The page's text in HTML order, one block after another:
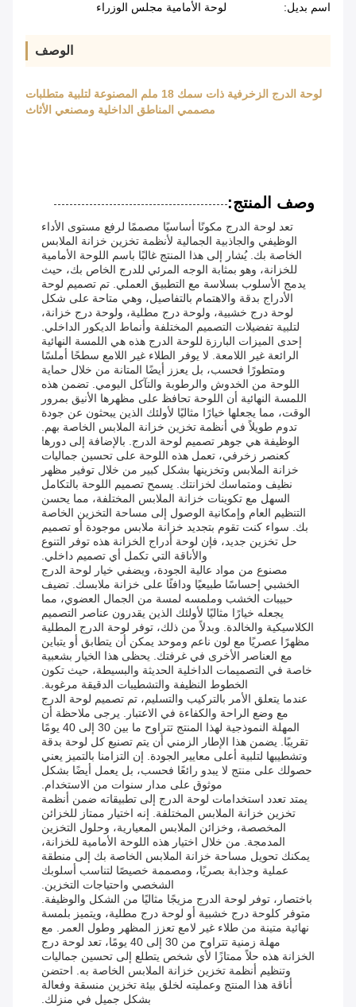
اسم بديل:
لوحة الأمامية مجلس الوزراء
الوصف
لوحة الدرج الزخرفية ذات سمك 18 ملم المصنوعة لتلبية متطلبات
مصممي المناطق الداخلية ومصنعي الأثاث
وصف المنتج:
تعد لوحة الدرج مكونًا أساسيًا مصممًا لرفع مستوى الأداء
الوظيفي والجاذبية الجمالية لأنظمة تخزين خزانة الملابس
الخاصة بك. يُشار إلى هذا المنتج غالبًا باسم اللوحة الأمامية
للخزانة، وهو بمثابة الوجه المرئي للدرج الخاص بك، حيث
يدمج الأسلوب بسلاسة مع التطبيق العملي. تم تصميم لوحة
الأدراج بدقة والاهتمام بالتفاصيل، وهي متاحة على شكل
لوحة درج خشبية، ولوحة درج مطلية، ولوحة درج خزانة،
لتلبية تفضيلات التصميم المختلفة وأنماط الديكور الداخلي.
إحدى الميزات البارزة للوحة الدرج هذه هي اللمسة النهائية
الرائعة غير اللامعة. لا يوفر الطلاء غير اللامع سطحًا أملسًا
ومتطورًا فحسب، بل يعزز أيضًا المتانة من خلال حماية
اللوحة من الخدوش والرطوبة والتآكل اليومي. تضمن هذه
اللمسة النهائية أن اللوحة تحافظ على مظهرها الأنيق بمرور
الوقت، مما يجعلها خيارًا مثاليًا لأولئك الذين يبحثون عن جودة
تدوم طويلاً في أنظمة تخزين خزانة الملابس الخاصة بهم.
الوظيفة هي جوهر تصميم لوحة الدرج. بالإضافة إلى دورها
كعنصر زخرفي، تعمل هذه اللوحة على تحسين جماليات
خزانة الملابس وتخزينها بشكل كبير من خلال توفير مظهر
نظيف ومتماسك لخزانتك. يسمح تصميم اللوحة بالتكامل
السهل مع تكوينات خزانة الملابس المختلفة، مما يحسن
التنظيم العام وإمكانية الوصول إلى مساحة التخزين الخاصة
بك. سواء كنت تقوم بتجديد خزانة ملابس موجودة أو تصميم
حل تخزين جديد، فإن لوحة أدراج الخزانة هذه توفر التنوع
والأناقة التي تكمل أي تصميم داخلي.
مصنوع من مواد عالية الجودة، ويضفي خيار لوحة الدرج
الخشبي إحساسًا طبيعيًا ودافئًا على خزانة ملابسك. تضيف
حبيبات الخشب وملمسه لمسة من الجمال العضوي، مما
يجعله خيارًا مثاليًا لأولئك الذين يقدرون عناصر التصميم
الكلاسيكية والخالدة. وبدلاً من ذلك، توفر لوحة الدرج المطلية
مظهرًا عصريًا مع لون ناعم وموحد يمكن أن يتطابق أو يتباين
مع العناصر الأخرى في غرفتك. يحظى هذا الخيار بشعبية
خاصة في التصميمات الداخلية الحديثة والبسيطة، حيث تكون
الخطوط النظيفة والتشطيبات الدقيقة مرغوبة.
عندما يتعلق الأمر بالتركيب والتسليم، تم تصميم لوحة الدرج
مع وضع الراحة والكفاءة في الاعتبار. يرجى ملاحظة أن
المهلة النموذجية لهذا المنتج تتراوح ما بين 30 إلى 40 يومًا
تقريبًا. يضمن هذا الإطار الزمني أن يتم تصنيع كل لوحة بدقة
وتشطيبها لتلبية أعلى معايير الجودة. إن التزامنا بالتميز يعني
حصولك على منتج لا يبدو رائعًا فحسب، بل يعمل أيضًا بشكل
موثوق على مدار سنوات من الاستخدام.
يمتد تعدد استخدامات لوحة الدرج إلى تطبيقاته ضمن أنظمة
تخزين خزانة الملابس المختلفة. إنه اختيار ممتاز للخزائن
المخصصة، وخزائن الملابس المعيارية، وحلول التخزين
المدمجة. من خلال اختيار هذه اللوحة الأمامية للخزانة،
يمكنك تحويل مساحة خزانة الملابس الخاصة بك إلى منطقة
عملية وجذابة بصريًا، ومصممة خصيصًا لتناسب أسلوبك
الشخصي واحتياجات التخزين.
باختصار، توفر لوحة الدرج مزيجًا مثاليًا من الشكل والوظيفة.
متوفر كلوحة درج خشبية أو لوحة درج مطلية، ويتميز بلمسة
نهائية متينة من طلاء غير لامع تعزز المظهر وطول العمر. مع
مهلة زمنية تتراوح من 30 إلى 40 يومًا، تعد لوحة درج
الخزانة هذه حلاً ممتازًا لأي شخص يتطلع إلى تحسين جماليات
وتنظيم أنظمة تخزين خزانة الملابس الخاصة به. احتضن
أناقة هذا المنتج وعمليته لخلق بيئة تخزين منسقة وفعالة
بشكل جميل في منزلك.